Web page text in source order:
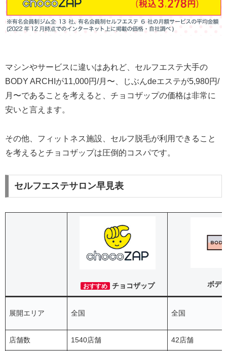
マシンやサービスに違いはあれど、セルフエステ大手の
BODY ARCHIが11,000円/月〜、じぶんdeエステが5,980円/
月〜であることを考えると、チョコザップの価格は非常に
安いと言えます。
その他、フィットネス施設、セルフ脱毛が利用できること
を考えるとチョコザップは圧倒的コスパです。
セルフエステサロン早見表
おすすめ チョコザップ ボデ
展開エリア 全国 全国
店舗数 1540店舗 42店舗